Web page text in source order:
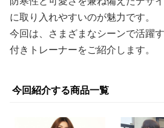
に取り入れやすいのが魅力です。
今回は、さまざまなシーンで活躍
付きトレーナーをご紹介します。
今回紹介する商品一覧